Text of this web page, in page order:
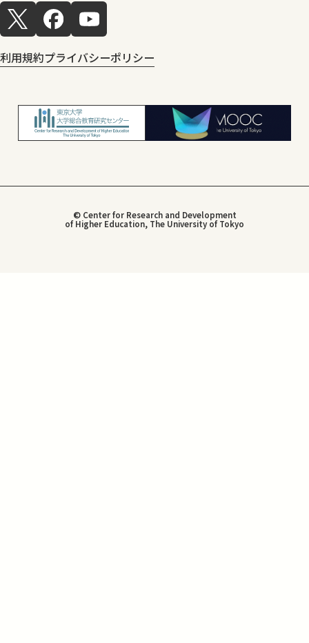
利用規約プライバシーポリシー
© Center for Research and Development
of Higher Education, The University of Tokyo